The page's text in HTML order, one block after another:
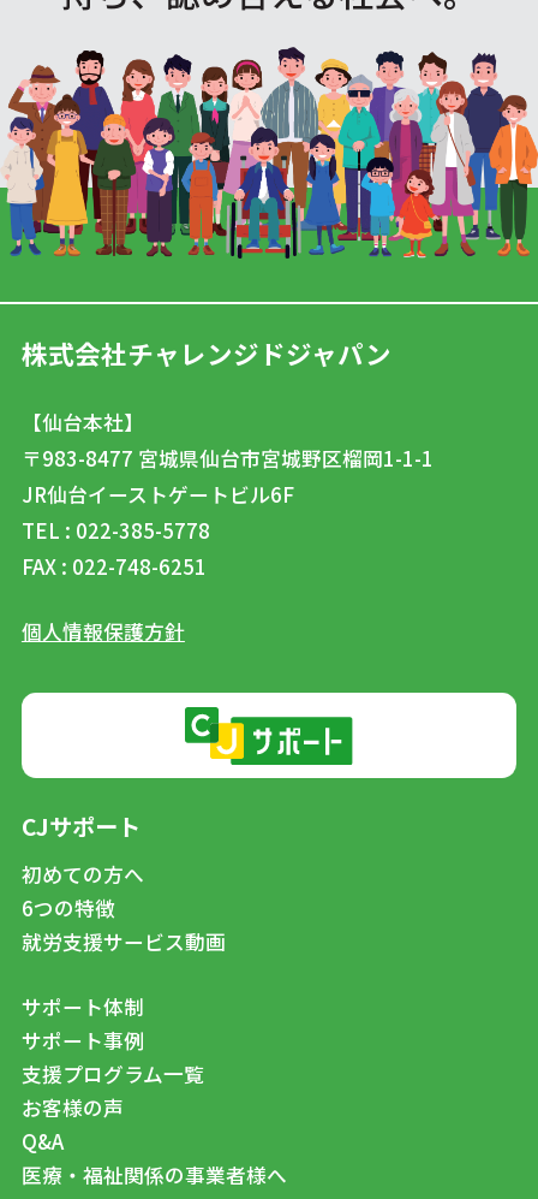
株式会社チャレンジドジャパン
【仙台本社】
〒983-8477 宮城県仙台市宮城野区榴岡1-1-1
JR仙台イーストゲートビル6F
TEL : 022-385-5778
FAX : 022-748-6251
個人情報保護方針
CJサポート
初めての方へ
6つの特徴
就労支援サービス動画
サポート体制
サポート事例
支援プログラム一覧
お客様の声
Q&A
医療・福祉関係の事業者様へ